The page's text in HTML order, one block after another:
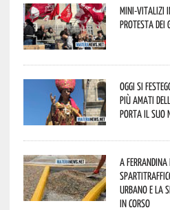
Mini-vitalizi
protesta dei
Oggi si
più amati
porta il suo
A
urbano e la
in corso